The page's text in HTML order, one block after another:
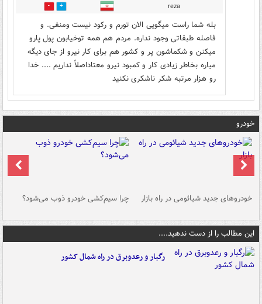
reza
0
بله شما راست میگویی الان تورم و رکود نیست ومنفی. و
فاصله طبقاتی وجود نداره. مردم هم همه توخیابون پول پارو
میکنن و شکماشون پر و کشور هم برای کار نیرو از جای دیگه
میاره بخاطر زیادی کار و کمبود نیرو معتاداصلاً نداریم .... خدا
رو هزار مرتبه شکر ناشکری نکنید
خودرو
خودروهای جدید شیائومی در راه بازار چرا سیم‌کشی خودرو ذوب می‌شود؟
این مطالب را از دست ندهید....
رگبار و رعدوبرق در راه شمال کشور